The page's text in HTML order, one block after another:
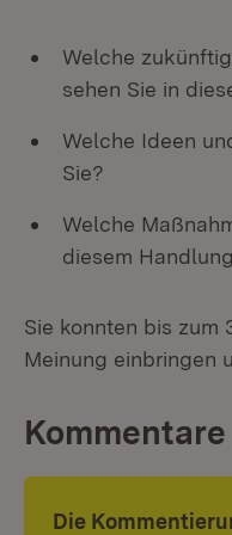
Welche
sehen Sie in
Welche Ideen
Sie?
Welche
diesem
Sie konnten bis zum
Meinung einbringen
Kommentare
Die